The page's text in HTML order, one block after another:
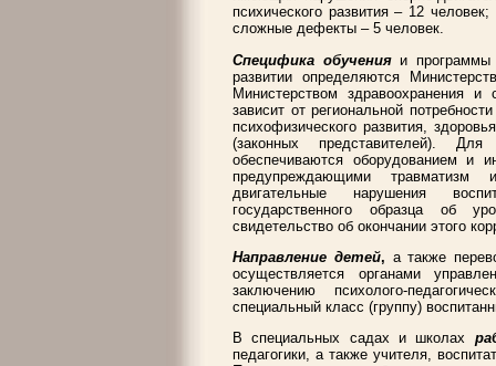
психического развития – 12
сложные дефекты – 5 человек.
Специфика обученияи программы
развитии определяются
Министерством здравоохранения
зависит от региональной
психофизического развития,
(законных представителей). Для
обеспечиваются оборудованием и
предупреждающими
двигательные нарушения
государственного образца об
свидетельство об окончании этого
Направление детей, а также
осуществляется органами
заключению психолого-
специальный класс (группу)
В специальных садах и школах
педагогики, а также учителя,